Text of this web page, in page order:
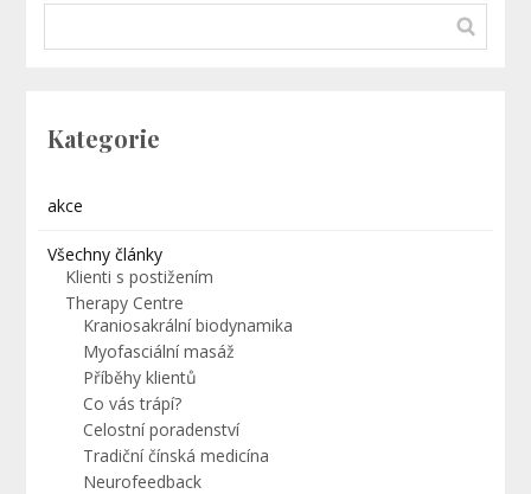
Kategorie
akce
Všechny články
Klienti s postižením
Therapy Centre
Kraniosakrální biodynamika
Myofasciální masáž
Příběhy klientů
Co vás trápí?
Celostní poradenství
Tradiční čínská medicína
Neurofeedback